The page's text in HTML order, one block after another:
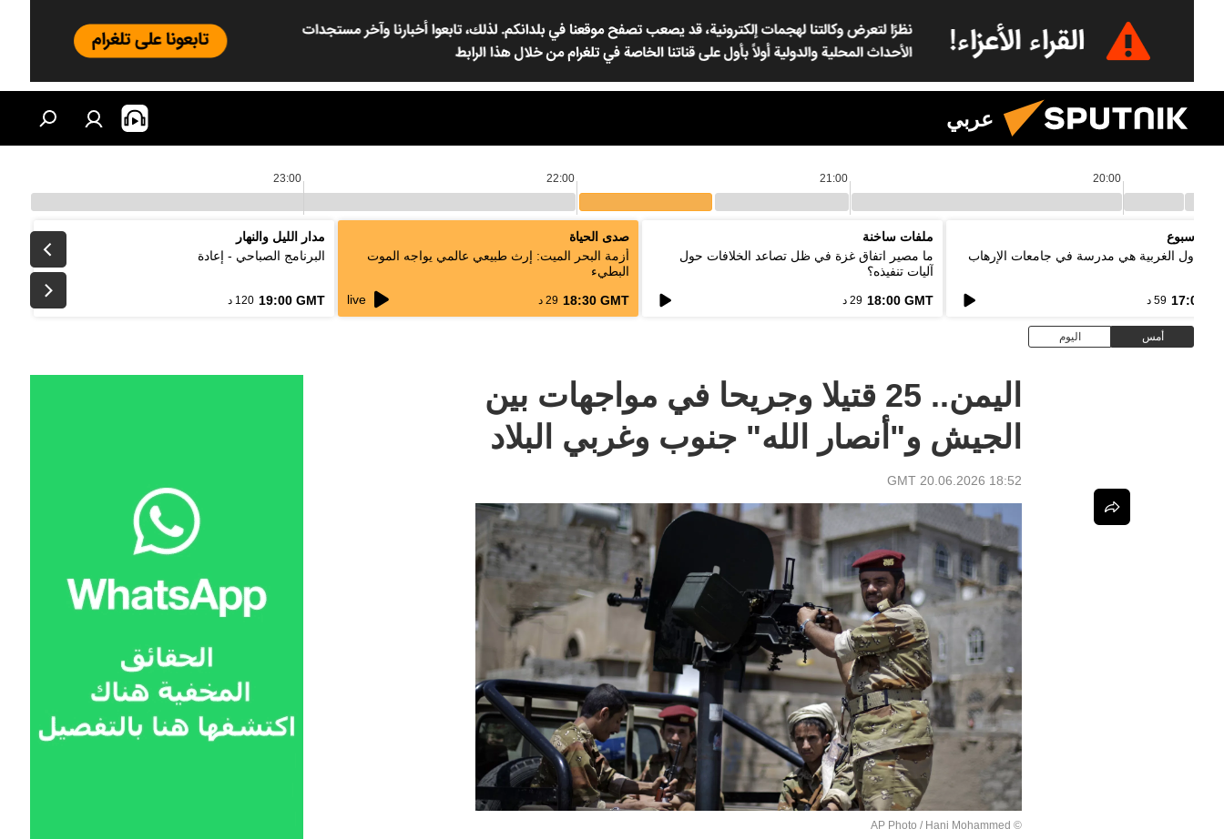
عربي
20:00
21:00
22:00
23:00
الأسبوع
الدول الغربية هي مدرسة في جامعات الإرهاب
17:00 59 د
ملفات ساخنة
ما مصير اتفاق غزة في ظل تصاعد الخلافات حول
آليات تنفيذه؟
18:00 GMT 29 د
صدى الحياة
أزمة البحر الميت: إرث طبيعي عالمي يواجه الموت
البطيء
18:30 GMT 29 د live
مدار الليل والنهار
البرنامج الصباحي - إعادة
19:00 GMT 120 د
أمس اليوم
اليمن.. 25 قتيلا وجريحا في مواجهات بين
الجيش و"أنصار الله" جنوب وغربي البلاد
18:52 GMT 20.06.2026
© AP Photo / Hani Mohammed